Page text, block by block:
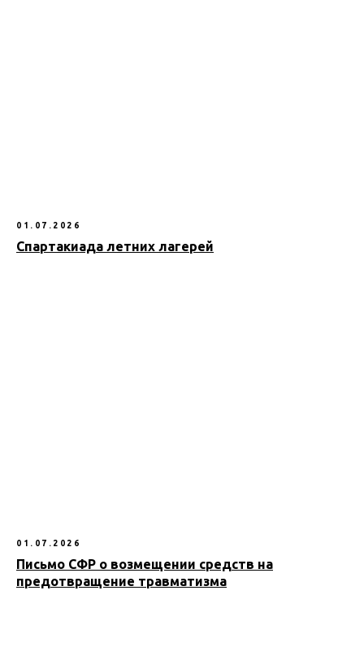
01.07.2026
Спартакиада летних лагерей
01.07.2026
Письмо СФР о возмещении средств на
предотвращение травматизма